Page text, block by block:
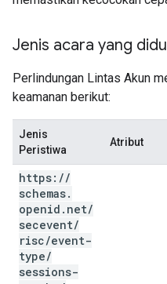
Jenis acara yang
Perlindungan Lintas Akun
keamanan berikut:
Jenis
Peristiwa
Atribut
https: //
schemas.
openid . net/
secevent/
risc/event-
type/
sessions-